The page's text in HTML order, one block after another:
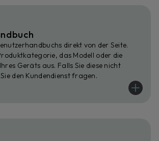
direkt von der Seite.
das Modell oder die
Geräts aus. Falls Sie diese nicht
den Kundendienst fragen.